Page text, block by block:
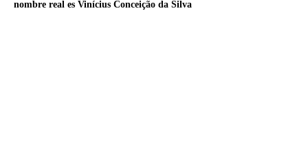
nombre real es Vinícius Conceição da Silva